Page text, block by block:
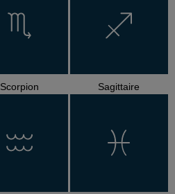
Scorpion Sagittaire